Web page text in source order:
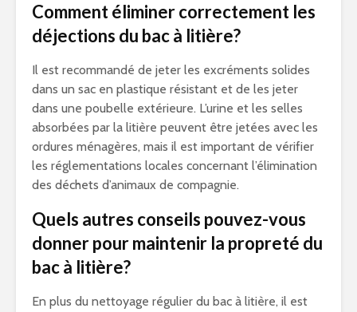
Comment éliminer correctement les
déjections du bac à litière?
Il est recommandé de jeter les excréments solides
dans un sac en plastique résistant et de les jeter
dans une poubelle extérieure. L’urine et les selles
absorbées par la litière peuvent être jetées avec les
ordures ménagères, mais il est important de vérifier
les réglementations locales concernant l’élimination
des déchets d’animaux de compagnie.
Quels autres conseils pouvez-vous
donner pour maintenir la propreté du
bac à litière?
En plus du nettoyage régulier du bac à litière, il est